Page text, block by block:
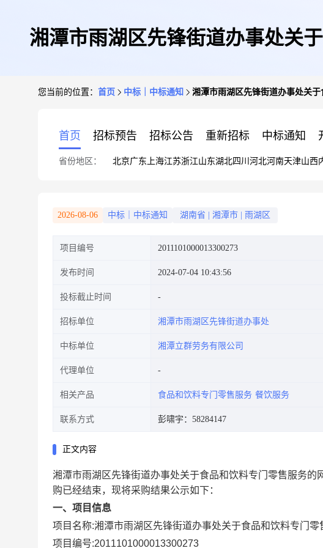
湘潭市雨湖区先锋街道办事处关
您当前的位置： 首页 中标｜中标通知 湘潭市雨湖区先锋街道办事处关
首页 招标预告 招标公告 重新招标 中标通知
省份地区： 北京广东 上海江苏浙江山东湖北四川 河北河南天津山西
2026-08-06 中标｜中标通知 湖南省 湘潭市 雨湖区
项目编号 2011101000013300273
发布时间 2024-07-04 10:43:56
投标截止时间
招标单位 湘潭市雨湖区先锋街道办事处
中标单位 湘潭立群劳务有限公司
代理单位
相关产品 食品和饮料专门零售服务 餐饮服务
联系方式 彭啸宇：58284147
正文内容
湘潭市雨湖区先锋街道办事处关于食品和饮料专门零售服务的
购已经结束，现将采购结果公示如下：
一、项目信息
项目名称:湘潭市雨湖区先锋街道办事处关于食品和饮料专门零
项目编号:2011101000013300273